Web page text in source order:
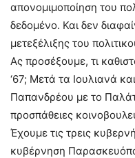
απονομιμοποίηση του
δεδομένο. Και δεν
μετεξέλιξης του
Ας προσέξουμε, τι
‘67; Μετά τα Ιουλιανά
Παπανδρέου με το
προσπάθειες
Έχουμε τις τρεις
κυβέρνηση